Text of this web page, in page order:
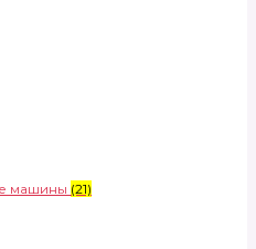
машины (21)